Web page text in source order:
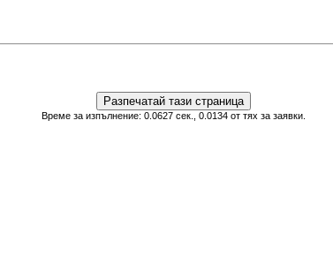
Време за изпълнение: 0.0627 сек., 0.0134 от тях за заявки.